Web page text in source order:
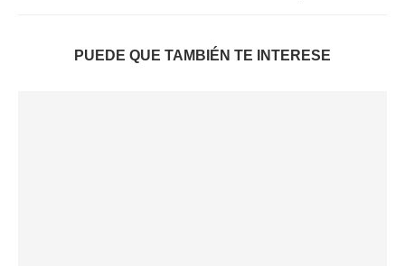
PUEDE QUE TAMBIÉN TE INTERESE